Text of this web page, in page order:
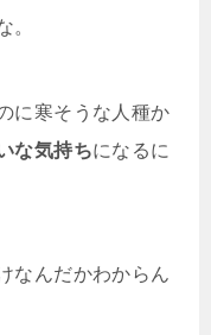
。
に寒そうな人種か
な気持ちになるに
なんだかわからん